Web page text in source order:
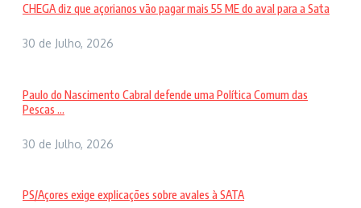
CHEGA diz que açorianos vão pagar mais 55 ME do aval para a Sata
30 de Julho, 2026
Paulo do Nascimento Cabral defende uma Política Comum das
Pescas ...
30 de Julho, 2026
PS/Açores exige explicações sobre avales à SATA